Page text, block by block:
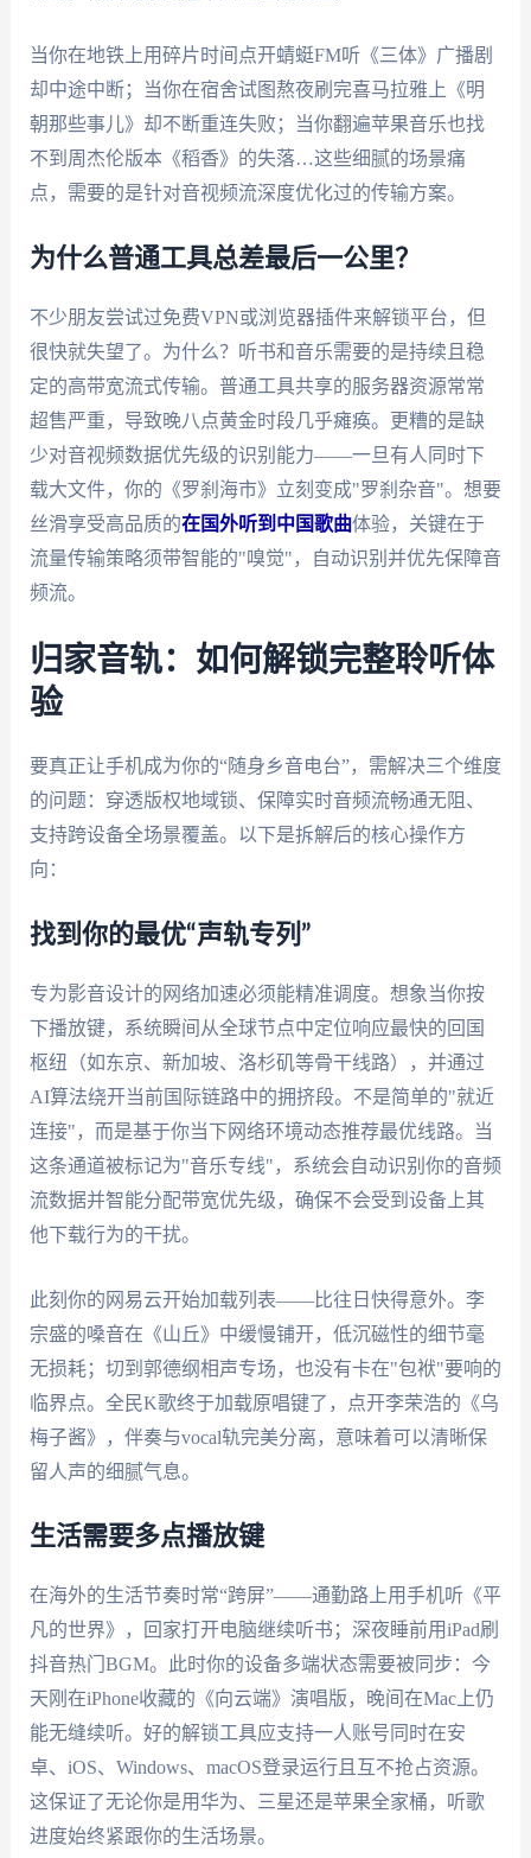
当你在地铁上用碎片时间点开蜻蜓FM听《三体》广播剧
却中途中断；当你在宿舍试图熬夜刷完喜马拉雅上《明
朝那些事儿》却不断重连失败；当你翻遍苹果音乐也找
不到周杰伦版本《稻香》的失落…这些细腻的场景痛
点，需要的是针对音视频流深度优化过的传输方案。
为什么普通工具总差最后一公里？
不少朋友尝试过免费VPN或浏览器插件来解锁平台，但
很快就失望了。为什么？听书和音乐需要的是持续且稳
定的高带宽流式传输。普通工具共享的服务器资源常常
超售严重，导致晚八点黄金时段几乎瘫痪。更糟的是缺
少对音视频数据优先级的识别能力——一旦有人同时下
载大文件，你的《罗刹海市》立刻变成"罗刹杂音"。想要
丝滑享受高品质的在国外听到中国歌曲体验，关键在于
流量传输策略须带智能的"嗅觉"，自动识别并优先保障音
频流。
归家音轨：如何解锁完整聆听体
验
要真正让手机成为你的“随身乡音电台”，需解决三个维度
的问题：穿透版权地域锁、保障实时音频流畅通无阻、
支持跨设备全场景覆盖。以下是拆解后的核心操作方
向：
找到你的最优“声轨专列”
专为影音设计的网络加速必须能精准调度。想象当你按
下播放键，系统瞬间从全球节点中定位响应最快的回国
枢纽（如东京、新加坡、洛杉矶等骨干线路），并通过
AI算法绕开当前国际链路中的拥挤段。不是简单的"就近
连接"，而是基于你当下网络环境动态推荐最优线路。当
这条通道被标记为"音乐专线"，系统会自动识别你的音频
流数据并智能分配带宽优先级，确保不会受到设备上其
他下载行为的干扰。
此刻你的网易云开始加载列表——比往日快得意外。李
宗盛的嗓音在《山丘》中缓慢铺开，低沉磁性的细节毫
无损耗；切到郭德纲相声专场，也没有卡在"包袱"要响的
临界点。全民K歌终于加载原唱键了，点开李荣浩的《乌
梅子酱》，伴奏与vocal轨完美分离，意味着可以清晰保
留人声的细腻气息。
生活需要多点播放键
在海外的生活节奏时常“跨屏”——通勤路上用手机听《平
凡的世界》，回家打开电脑继续听书；深夜睡前用iPad刷
抖音热门BGM。此时你的设备多端状态需要被同步：今
天刚在iPhone收藏的《向云端》演唱版，晚间在Mac上仍
能无缝续听。好的解锁工具应支持一人账号同时在安
卓、iOS、Windows、macOS登录运行且互不抢占资源。
这保证了无论你是用华为、三星还是苹果全家桶，听歌
进度始终紧跟你的生活场景。